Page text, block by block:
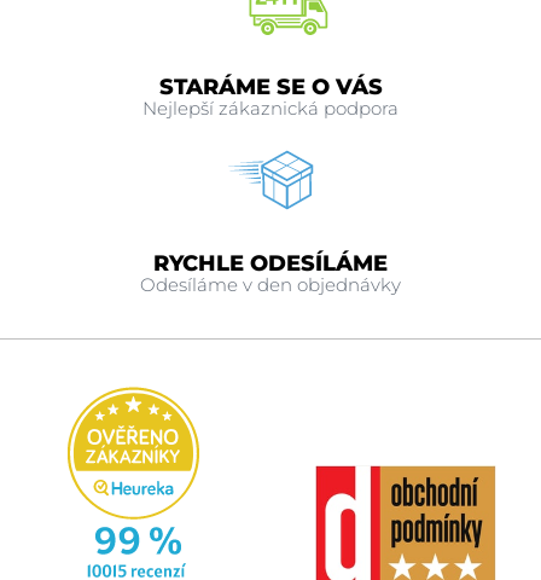
STARÁME SE O VÁS
Nejlepší zákaznická podpora
RYCHLE ODESÍLÁME
Odesíláme v den objednávky